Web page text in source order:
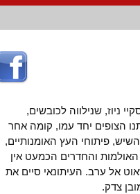
ניוז, שנילווה לכובשים,
הצופים יחד עמו, קומה אחר
פיתוחי העץ האומנותיים,
והחדרים הכמעט אין
אל ערב. העיתונאי סיים את
צדק.